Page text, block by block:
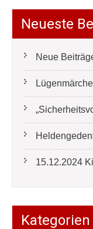
Neueste
Neue
15.12.2024
Kategorien